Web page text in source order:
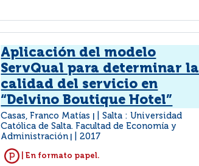
Aplicación del modelo
ServQual para determinar la
calidad del servicio en
“Delvino Boutique Hotel”
Casas, Franco Matías
Salta : Universidad
Católica de Salta. Facultad de Economía y
Administración
2017
| En formato papel.